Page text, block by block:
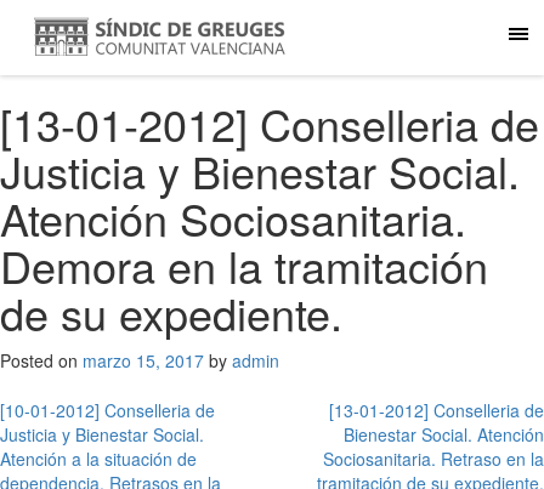
[13-01-2012] Conselleria de
Justicia y Bienestar Social.
Atención Sociosanitaria.
Demora en la tramitación
de su expediente.
Posted on marzo 15, 2017 by admin
Navegación
de
[10-01-2012] Conselleria de
Justicia y Bienestar Social.
Atención a la situación de
dependencia. Retrasos en la
[13-01-2012] Conselleria de
Bienestar Social. Atención
Sociosanitaria. Retraso en la
tramitación de su expediente.